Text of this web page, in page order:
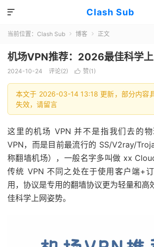
Clash Sub

当前位置： Clash Sub  博客  正文
机场VPN推荐：2026最佳科学
2024-10-24 评论(2)  赞(1 )
本文于 2026-03-14 13:18 更新，部分内容
失效，请留言
这里的机场 VPN 并不是指我们去的
VPN，而是目前最流行的 SS/V2ray/
称翻墙机场），一般名字多叫做 xx
传统 VPN 不同之处在于使用客户端+
用，协议是专用的翻墙协议更为轻量和
佳科学上网姿势。